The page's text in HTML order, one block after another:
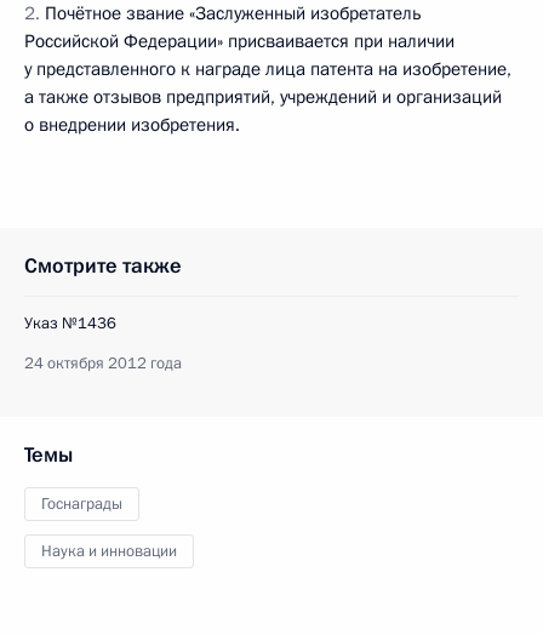
2. Почётное звание «Заслуженный изобретатель
Российской Федерации» присваивается при наличии
у представленного к награде лица патента на изобретение,
а также отзывов предприятий, учреждений и организаций
о внедрении изобретения.
Смотрите также
Указ №1436
24 октября 2012 года
Темы
Госнаграды
Наука и инновации